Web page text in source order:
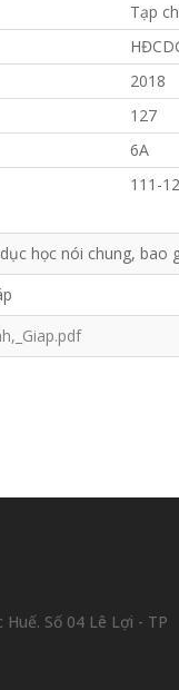
Tạp
2018
127
6A
111-
học nói chung, bao
Số 04 Lê Lợi - TP